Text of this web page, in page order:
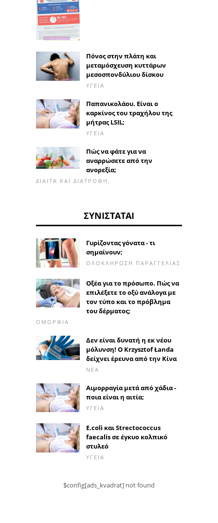
Πόνος στην πλάτη και
μεταμόσχευση κυττάρων
μεσοσπονδύλιου δίσκου
ΥΓΕΊΑ
Παπανικολάου. Είναι ο
καρκίνος του τραχήλου της
μήτρας LSIL;
ΥΓΕΊΑ
Πώς να φάτε για να
αναρρώσετε από την
ανορεξία;
ΔΊΑΙΤΑ ΚΑΙ ΔΙΑΤΡΟΦΉ,
ΣΥΝΙΣΤΆΤΑΙ
Γυρίζοντας γόνατα - τι
σημαίνουν;
ΟΛΟΚΛΉΡΩΣΗ ΠΑΡΑΓΓΕΛΊΑΣ
Οξέα για το πρόσωπο. Πώς να
επιλέξετε το οξύ ανάλογα με
τον τύπο και το πρόβλημα
του δέρματος;
ΟΜΟΡΦΙΆ
Δεν είναι δυνατή η εκ νέου
μόλυνση! Ο Krzysztof Łanda
δείχνει έρευνα από την Κίνα
ΝΈΑ
Αιμορραγία μετά από χάδια -
ποια είναι η αιτία;
ΥΓΕΊΑ
E.coli και Strectococcus
faecalis σε έγκυο κολπικό
στυλεό
ΥΓΕΊΑ
$config[ads_kvadrat] not found